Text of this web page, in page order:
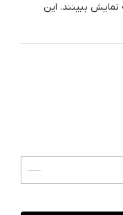
نمایش ببینند. این